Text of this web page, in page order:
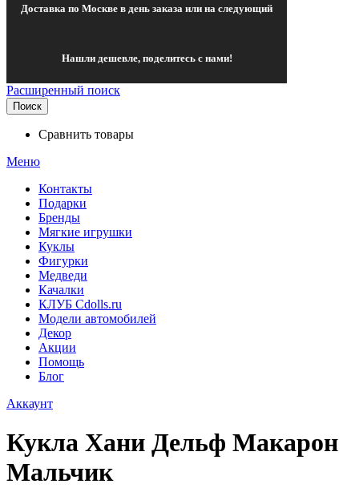
Доставка по Москве в день заказа или на следующий
Нашли дешевле, поделитесь с нами!
Расширенный поиск
Поиск
Сравнить товары
Меню
Контакты
Подарки
Бренды
Мягкие игрушки
Куклы
Фигурки
Медведи
Качалки
КЛУБ Cdolls.ru
Модели автомобилей
Декор
Акции
Помощь
Блог
Аккаунт
Кукла Хани Дельф Макарон
Мальчик